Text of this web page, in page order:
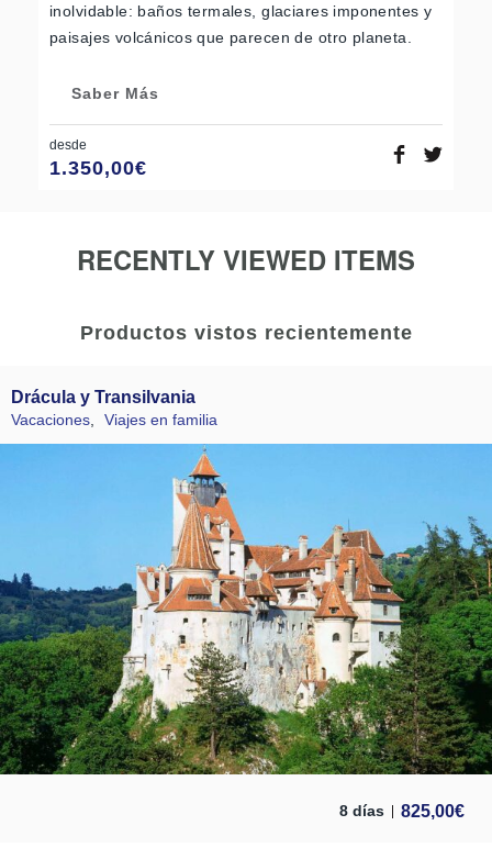
inolvidable: baños termales, glaciares imponentes y
paisajes volcánicos que parecen de otro planeta.
Saber Más
desde
1.350,00€
RECENTLY VIEWED ITEMS
Productos vistos recientemente
Drácula y Transilvania
Vacaciones Viajes en familia
8 días 825,00€